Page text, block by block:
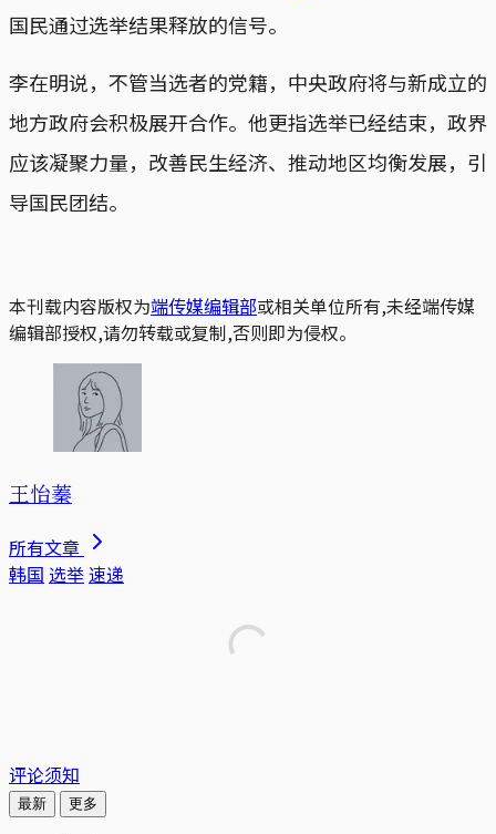
国民通过选举结果释放的信号。
李在明说，不管当选者的党籍，中央政府将与新成立的
地方政府会积极展开合作。他更指选举已经结束，政界
应该凝聚力量，改善民生经济、推动地区均衡发展，引
导国民团结。
本刊载内容版权为端传媒编辑部或相关单位所有,未经端传媒
编辑部授权,请勿转载或复制,否则即为侵权。
王怡蓁
所有文章
韩国 选举速递
评论须知
最新 更多